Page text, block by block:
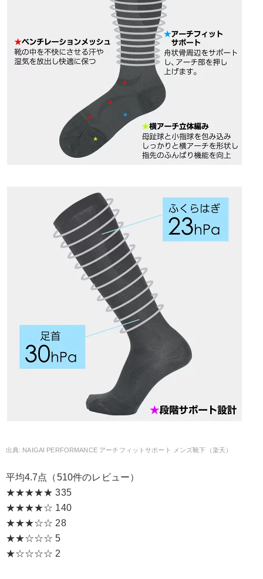
NAIGAI PERFORMANCE アーチフィットサポート メンズ靴下（楽天）
平均4.7点（510件のレビュー）
★★★★★ 335
★★★★☆ 140
★★★☆☆ 28
★★☆☆☆ 5
★☆☆☆☆ 2